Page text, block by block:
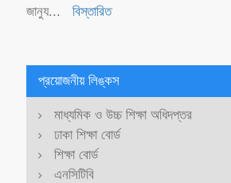
জানুয... বিস্তারিত
প্রয়োজনীয় লিঙ্কস
মাধ্যমিক ও উচ্চ শিক্ষা অধিদপ্তর
ঢাকা শিক্ষা বোর্ড
শিক্ষা বোর্ড
এনসিটিবি